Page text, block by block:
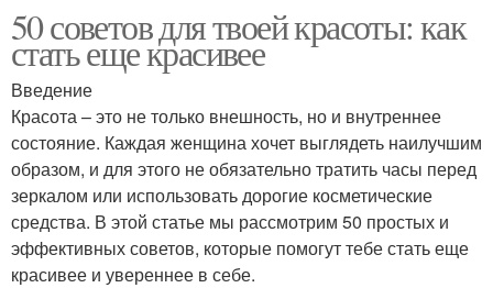
50 советов для твоей красоты: как
стать еще красивее
Введение
Красота – это не только внешность, но и внутреннее
состояние. Каждая женщина хочет выглядеть наилучшим
образом, и для этого не обязательно тратить часы перед
зеркалом или использовать дорогие косметические
средства. В этой статье мы рассмотрим 50 простых и
эффективных советов, которые помогут тебе стать еще
красивее и увереннее в себе.